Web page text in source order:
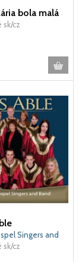
bola malá
sk/cz
Singers and
sk/cz